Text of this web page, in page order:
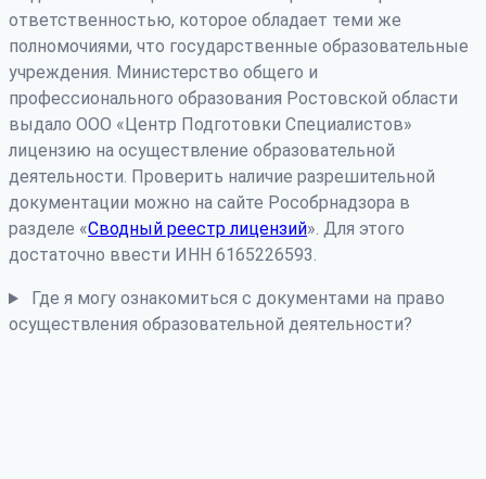
ответственностью, которое обладает теми же
полномочиями, что государственные образовательные
учреждения. Министерство общего и
профессионального образования Ростовской области
выдало ООО «Центр Подготовки Специалистов»
лицензию на осуществление образовательной
деятельности. Проверить наличие разрешительной
документации можно на сайте Рособрнадзора в
разделе «Сводный реестр лицензий». Для этого
достаточно ввести ИНН 6165226593.
Где я могу ознакомиться с документами на право
осуществления образовательной деятельности?